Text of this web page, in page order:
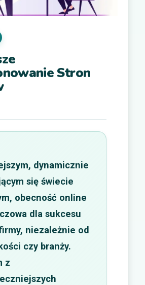
Stron
dynamicznie
się świecie
obecność online
dla sukcesu
niezależnie od
czy branży.
z